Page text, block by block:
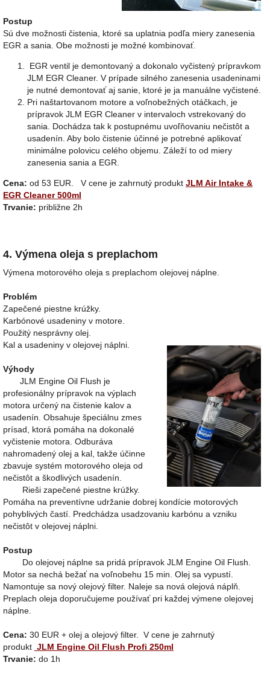
Postup
Sú dve možnosti čistenia, ktoré sa uplatnia podľa miery zanesenia
EGR a sania. Obe možnosti je možné kombinovať.
EGR ventil je demontovaný a dokonalo vyčistený prípravkom
JLM EGR Cleaner. V prípade silného zanesenia usadeninami
je nutné demontovať aj sanie, ktoré je ja manuálne vyčistené.
Pri naštartovanom motore a voľnobežných otáčkach, je
prípravok JLM EGR Cleaner v intervaloch vstrekovaný do
sania. Dochádza tak k postupnému uvoľňovaniu nečistôt a
usadenín. Aby bolo čistenie účinné je potrebné aplikovať
minimálne polovicu celého objemu. Záleží to od miery
zanesenia sania a EGR.
Cena: od 53 EUR. V cene je zahrnutý produkt JLM Air Intake &
EGR Cleaner 500ml
Trvanie: približne 2h
4. Výmena oleja s preplachom
Výmena motorového oleja s preplachom olejovej náplne.
Problém
Zapečené piestne krúžky.
Karbónové usadeniny v motore.
Použitý nesprávny olej.
Kal a usadeniny v olejovej náplni.
Výhody
JLM Engine Oil Flush je
profesionálny prípravok na výplach
motora určený na čistenie kalov a
usadenín. Obsahuje špeciálnu zmes
prísad, ktorá pomáha na dokonalé
vyčistenie motora. Odburáva
nahromadený olej a kal, takže účinne
zbavuje systém motorového oleja od
nečistôt a škodlivých usadenín.
Rieši zapečené piestne krúžky.
Pomáha na preventívne udržanie dobrej kondície motorových
pohyblivých častí. Predchádza usadzovaniu karbónu a vzniku
nečistôt v olejovej náplni.
Postup
Do olejovej náplne sa pridá prípravok JLM Engine Oil Flush.
Motor sa nechá bežať na voľnobehu 15 min. Olej sa vypustí.
Namontuje sa nový olejový filter. Naleje sa nová olejová náplň.
Preplach oleja doporučujeme používať pri každej výmene olejovej
náplne.
Cena: 30 EUR + olej a olejový filter. V cene je zahrnutý
produkt JLM Engine Oil Flush Profi 250ml
Trvanie: do 1h